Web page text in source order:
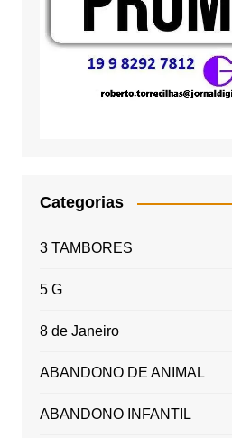
Categorias
3 TAMBORES
5 G
8 de Janeiro
ABANDONO DE ANIMAL
ABANDONO INFANTIL